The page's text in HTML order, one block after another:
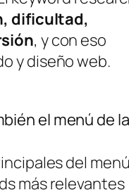
dificultad,
, y con eso
y diseño web.
el menú de la
del menú
más relevantes